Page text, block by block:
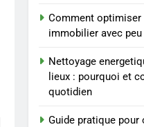
à
Comment
immobilier avec peu
Nettoyage
lieux : pourquoi et
quotidien
Guide pratique